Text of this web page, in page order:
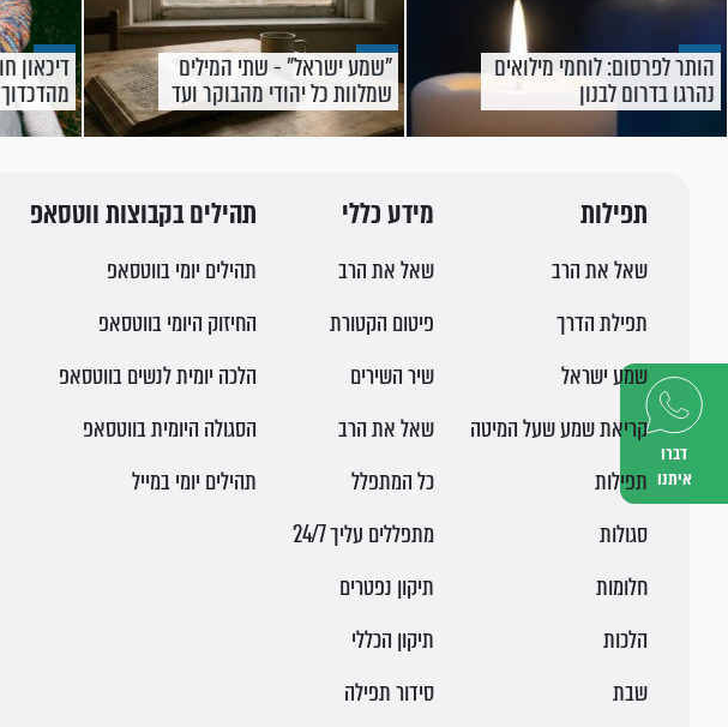
דברו
איתנו
הותר לפרסום: לוחמי מילואים
נהרגו בדרום לבנון
"שמע ישראל" - שתי המילים
שמלוות כל יהודי מהבוקר ועד
הרגע הכי גדול בחיים
מהדכדוך
תפילות
שאל את הרב
תפילת הדרך
שמע ישראל
קריאת שמע שעל המיטה
תפילות
סגולות
חלומות
הלכות
שבת
מידע כללי
שאל את הרב
פיטום הקטורת
שיר השירים
שאל את הרב
כל המתפלל
מתפללים עליך 24/7
תיקון נפטרים
תיקון הכללי
סידור תפילה
תהילים בקבוצות ווטסאפ
תהילים יומי בווטסאפ
החיזוק היומי בווטסאפ
הלכה יומית לנשים בווטסאפ
הסגולה היומית בווטסאפ
תהילים יומי במייל